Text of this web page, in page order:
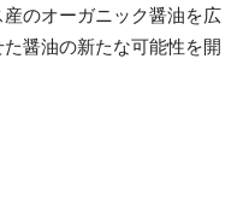
のオーガニック醤油を広
醤油の新たな可能性を開